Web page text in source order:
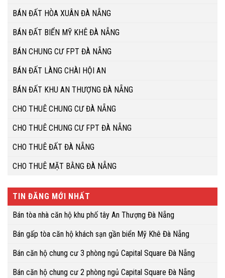
BÁN ĐẤT HÒA XUÂN ĐÀ NẴNG
BÁN ĐẤT BIỂN MỸ KHÊ ĐÀ NẴNG
BÁN CHUNG CƯ FPT ĐÀ NẴNG
BÁN ĐẤT LÀNG CHÀI HỘI AN
BÁN ĐẤT KHU AN THƯỢNG ĐÀ NẴNG
CHO THUÊ CHUNG CƯ ĐÀ NẴNG
CHO THUÊ CHUNG CƯ FPT ĐÀ NẴNG
CHO THUÊ ĐẤT ĐÀ NẴNG
CHO THUÊ MẶT BẰNG ĐÀ NẴNG
TIN ĐĂNG MỚI NHẤT
Bán tòa nhà căn hộ khu phố tây An Thượng Đà Nẵng
Bán gấp tòa căn hộ khách sạn gần biển Mỹ Khê Đà Nẵng
Bán căn hộ chung cư 3 phòng ngủ Capital Square Đà Nẵng
Bán căn hộ chung cư 2 phòng ngủ Capital Square Đà Nẵng